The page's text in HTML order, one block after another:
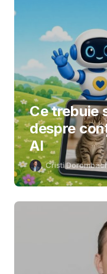
Ce trebuie
despre
AI
Cristi